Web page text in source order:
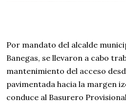
Por mandato del alcalde
Banegas, se llevaron a cabo
mantenimiento del acceso
pavimentada hacia la margen
conduce al Basurero